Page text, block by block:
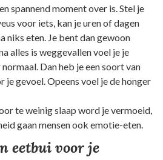
spannend moment over is. Stel je
voor iets, kan je uren of dagen
niks eten. Je bent dan gewoon
alles is weggevallen voel je je
Dan heb je een soort van
je gevoel. Opeens voel je de honger
te weinig slaap word je vermoeid,
gaan mensen ook emotie-eten.
eetbui voor je